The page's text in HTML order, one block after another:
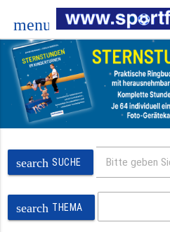
menu
search SUCHE
search THEMA